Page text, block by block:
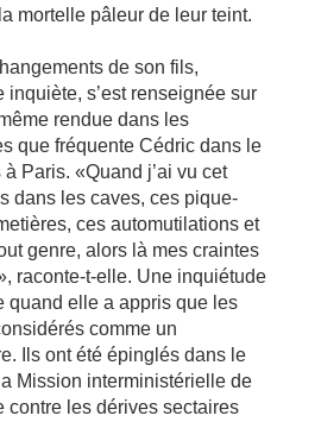
mortelle pâleur de leur teint.
de son fils,
inquiète, s’est renseignée sur
rendue dans les
que fréquente Cédric dans le
Paris. «Quand j’ai vu cet
dans les caves, ces pique-
ces automutilations et
genre, alors là mes craintes
raconte-t-elle. Une inquiétude
quand elle a appris que les
comme un
Ils ont été épinglés dans le
Mission interministérielle de
contre les dérives sectaires